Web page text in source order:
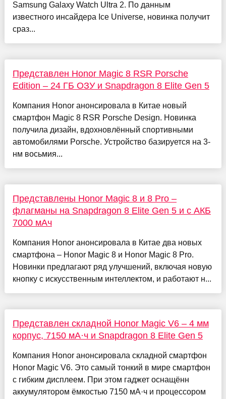
Samsung Galaxy Watch Ultra 2. По данным
известного инсайдера Ice Universe, новинка получит
сраз...
Представлен Honor Magic 8 RSR Porsche
Edition – 24 ГБ ОЗУ и Snapdragon 8 Elite Gen 5
Компания Honor анонсировала в Китае новый
смартфон Magic 8 RSR Porsche Design. Новинка
получила дизайн, вдохновлённый спортивными
автомобилями Porsche. Устройство базируется на 3-
нм восьмия...
Представлены Honor Magic 8 и 8 Pro –
флагманы на Snapdragon 8 Elite Gen 5 и с АКБ
7000 мАч
Компания Honor анонсировала в Китае два новых
смартфона – Honor Magic 8 и Honor Magic 8 Pro.
Новинки предлагают ряд улучшений, включая новую
кнопку с искусственным интеллектом, и работают н...
Представлен складной Honor Magic V6 – 4 мм
корпус, 7150 мА·ч и Snapdragon 8 Elite Gen 5
Компания Honor анонсировала складной смартфон
Honor Magic V6. Это самый тонкий в мире смартфон
с гибким дисплеем. При этом гаджет оснащённ
аккумулятором ёмкостью 7150 мА·ч и процессором